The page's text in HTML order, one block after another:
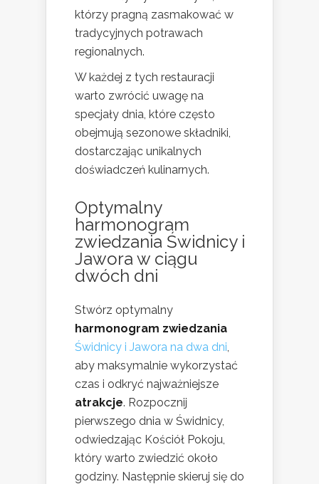
którzy pragną zasmakować w
tradycyjnych potrawach
regionalnych.
W każdej z tych restauracji
warto zwrócić uwagę na
specjały dnia, które często
obejmują sezonowe składniki,
dostarczając unikalnych
doświadczeń kulinarnych.
Optymalny
harmonogram
zwiedzania Świdnicy i
Jawora w ciągu
dwóch dni
Stwórz optymalny
harmonogram zwiedzania
Świdnicy i Jawora na dwa dni
aby maksymalnie wykorzystać
czas i odkryć najważniejsze
atrakcje. Rozpocznij
pierwszego dnia w Świdnicy,
odwiedzając Kościół Pokoju,
który warto zwiedzić około
godziny. Następnie skieruj się do